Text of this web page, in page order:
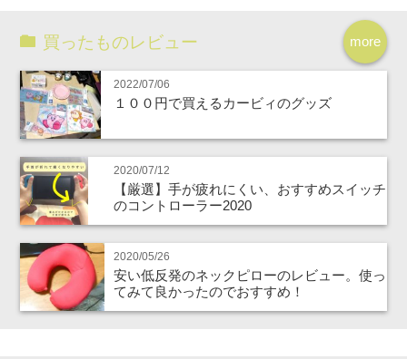
more
買ったものレビュー
2022/07/06
１００円で買えるカービィのグッズ
2020/07/12
【厳選】手が疲れにくい、おすすめスイッチ
のコントローラー2020
2020/05/26
安い低反発のネックピローのレビュー。使っ
てみて良かったのでおすすめ！